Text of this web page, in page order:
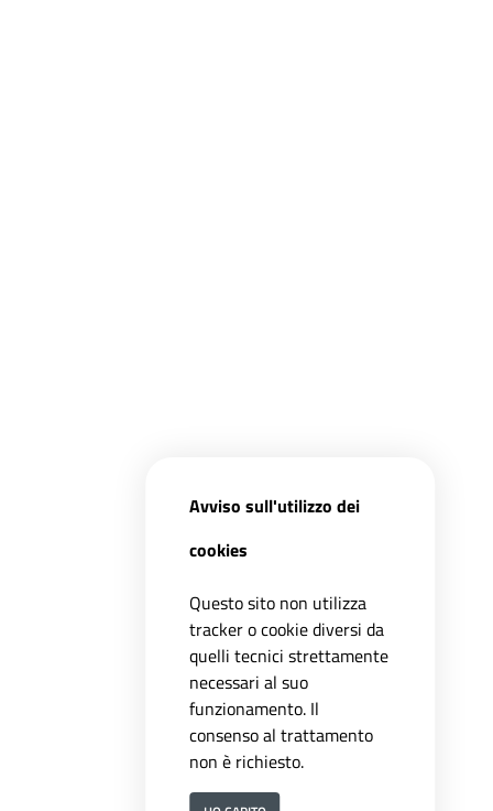
Avviso sull'utilizzo dei
cookies
Questo sito non utilizza
tracker o cookie diversi da
quelli tecnici strettamente
necessari al suo
funzionamento. Il
consenso al trattamento
non è richiesto.